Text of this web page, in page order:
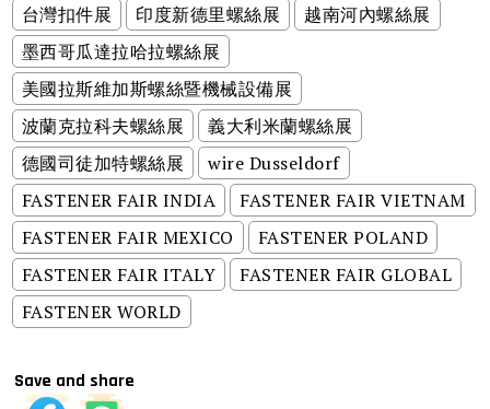
台灣扣件展
印度新德里螺絲展
越南河內螺絲展
墨西哥瓜達拉哈拉螺絲展
美國拉斯維加斯螺絲暨機械設備展
波蘭克拉科夫螺絲展
義大利米蘭螺絲展
德國司徒加特螺絲展
wire Dusseldorf
FASTENER FAIR INDIA
FASTENER FAIR VIETNAM
FASTENER FAIR MEXICO
FASTENER POLAND
FASTENER FAIR ITALY
FASTENER FAIR GLOBAL
FASTENER WORLD
Save and share